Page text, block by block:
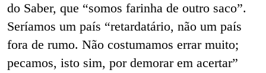
do Saber, que “somos farinha de outro saco”.
Seríamos um país “retardatário, não um país
fora de rumo. Não costumamos errar muito;
pecamos, isto sim, por demorar em acertar”